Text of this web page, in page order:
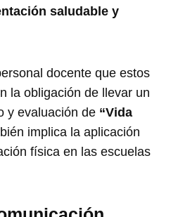
saludable y
docente que estos
la obligación de llevar un
y evaluación de “Vida
implica la aplicación
física en las escuelas